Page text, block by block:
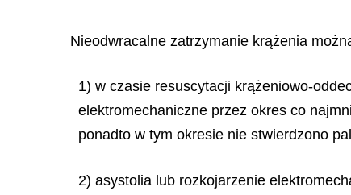
Nieodwracalne zatrzymanie krążenia
1) w czasie resuscytacji krążeniowo-
elektromechaniczne przez okres co
ponadto w tym okresie nie stwierdzono
2) asystolia lub rozkojarzenie